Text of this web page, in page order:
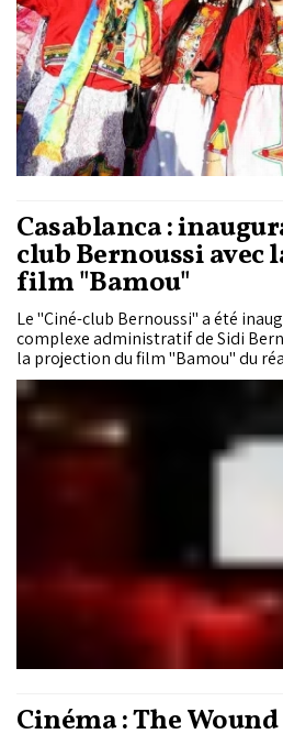
Casablanca :
club Bernoussi avec
film "Bamou"
Le "Ciné-club Bernoussi" a été
complexe administratif de Sidi
la projection du film "Bamou" du
Lamrini.
Cinéma : The Wound